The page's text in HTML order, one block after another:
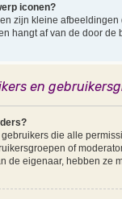
iconen?
zijn kleine
hangt af van de door de
en
die alle
of
de eigenaar, hebben ze